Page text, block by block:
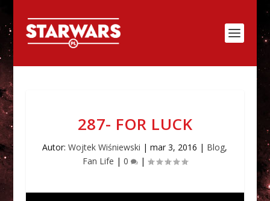
287- FOR LUCK
Autor:Wojtek Wiśniewski |mar 3, 2016 | Blog,
Fan Life | 0 |